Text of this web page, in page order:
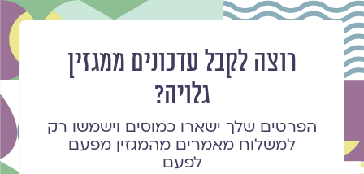
רוצה לקבל עדכונים ממגזין
גלויה?
הפרטים שלך ישארו כמוסים וישמשו רק
למשלוח מאמרים מהמגזין מפעם
לפעם